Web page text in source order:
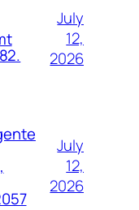
July
12,
2026
July
12,
2026